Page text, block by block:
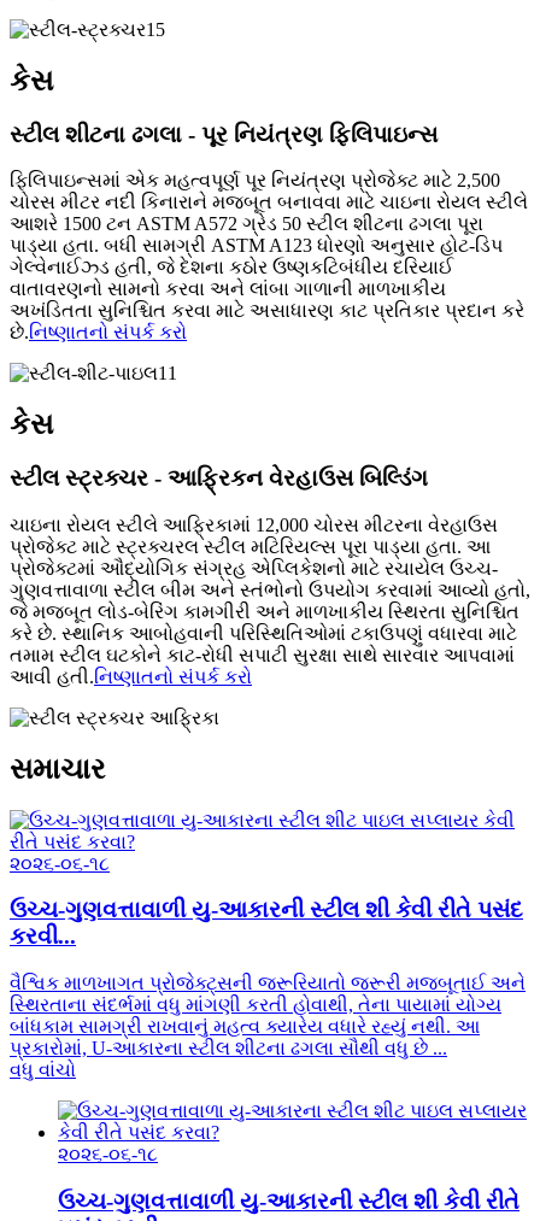
કેસ
સ્ટીલ શીટના ઢગલા - પૂર નિયંત્રણ ફિલિપાઇન્સ
ફિલિપાઇન્સમાં એક મહત્વપૂર્ણ પૂર નિયંત્રણ પ્રોજેક્ટ માટે 2,500
ચોરસ મીટર નદી કિનારાને મજબૂત બનાવવા માટે ચાઇના રોયલ સ્ટીલે
આશરે 1500 ટન ASTM A572 ગ્રેડ 50 સ્ટીલ શીટના ઢગલા પૂરા
પાડ્યા હતા. બધી સામગ્રી ASTM A123 ધોરણો અનુસાર હોટ-ડિપ
ગેલ્વેનાઈઝ્ડ હતી, જે દેશના કઠોર ઉષ્ણકટિબંધીય દરિયાઈ
વાતાવરણનો સામનો કરવા અને લાંબા ગાળાની માળખાકીય
અખંડિતતા સુનિશ્ચિત કરવા માટે અસાધારણ કાટ પ્રતિકાર પ્રદાન કરે
છે.નિષ્ણાતનો સંપર્ક કરો
કેસ
સ્ટીલ સ્ટ્રક્ચર - આફ્રિકન વેરહાઉસ બિલ્ડિંગ
ચાઇના રોયલ સ્ટીલે આફ્રિકામાં 12,000 ચોરસ મીટરના વેરહાઉસ
પ્રોજેક્ટ માટે સ્ટ્રક્ચરલ સ્ટીલ મટિરિયલ્સ પૂરા પાડ્યા હતા. આ
પ્રોજેક્ટમાં ઔદ્યોગિક સંગ્રહ એપ્લિકેશનો માટે રચાયેલ ઉચ્ચ-
ગુણવત્તાવાળા સ્ટીલ બીમ અને સ્તંભોનો ઉપયોગ કરવામાં આવ્યો હતો,
જે મજબૂત લોડ-બેરિંગ કામગીરી અને માળખાકીય સ્થિરતા સુનિશ્ચિત
કરે છે. સ્થાનિક આબોહવાની પરિસ્થિતિઓમાં ટકાઉપણું વધારવા માટે
તમામ સ્ટીલ ઘટકોને કાટ-રોધી સપાટી સુરક્ષા સાથે સારવાર આપવામાં
આવી હતી.નિષ્ણાતનો સંપર્ક કરો
સમાચાર
૨૦૨૬-૦૬-૧૮
ઉચ્ચ-ગુણવત્તાવાળી યુ-આકારની સ્ટીલ શી કેવી રીતે પસંદ
કરવી...
વૈશ્વિક માળખાગત પ્રોજેક્ટ્સની જરૂરિયાતો જરૂરી મજબૂતાઈ અને
સ્થિરતાના સંદર્ભમાં વધુ માંગણી કરતી હોવાથી, તેના પાયામાં યોગ્ય
બાંધકામ સામગ્રી રાખવાનું મહત્વ ક્યારેય વધારે રહ્યું નથી. આ
પ્રકારોમાં, U-આકારના સ્ટીલ શીટના ઢગલા સૌથી વધુ છે ...
વધુ વાંચો
૨૦૨૬-૦૬-૧૮
ઉચ્ચ-ગુણવત્તાવાળી યુ-આકારની સ્ટીલ શી કેવી રીતે